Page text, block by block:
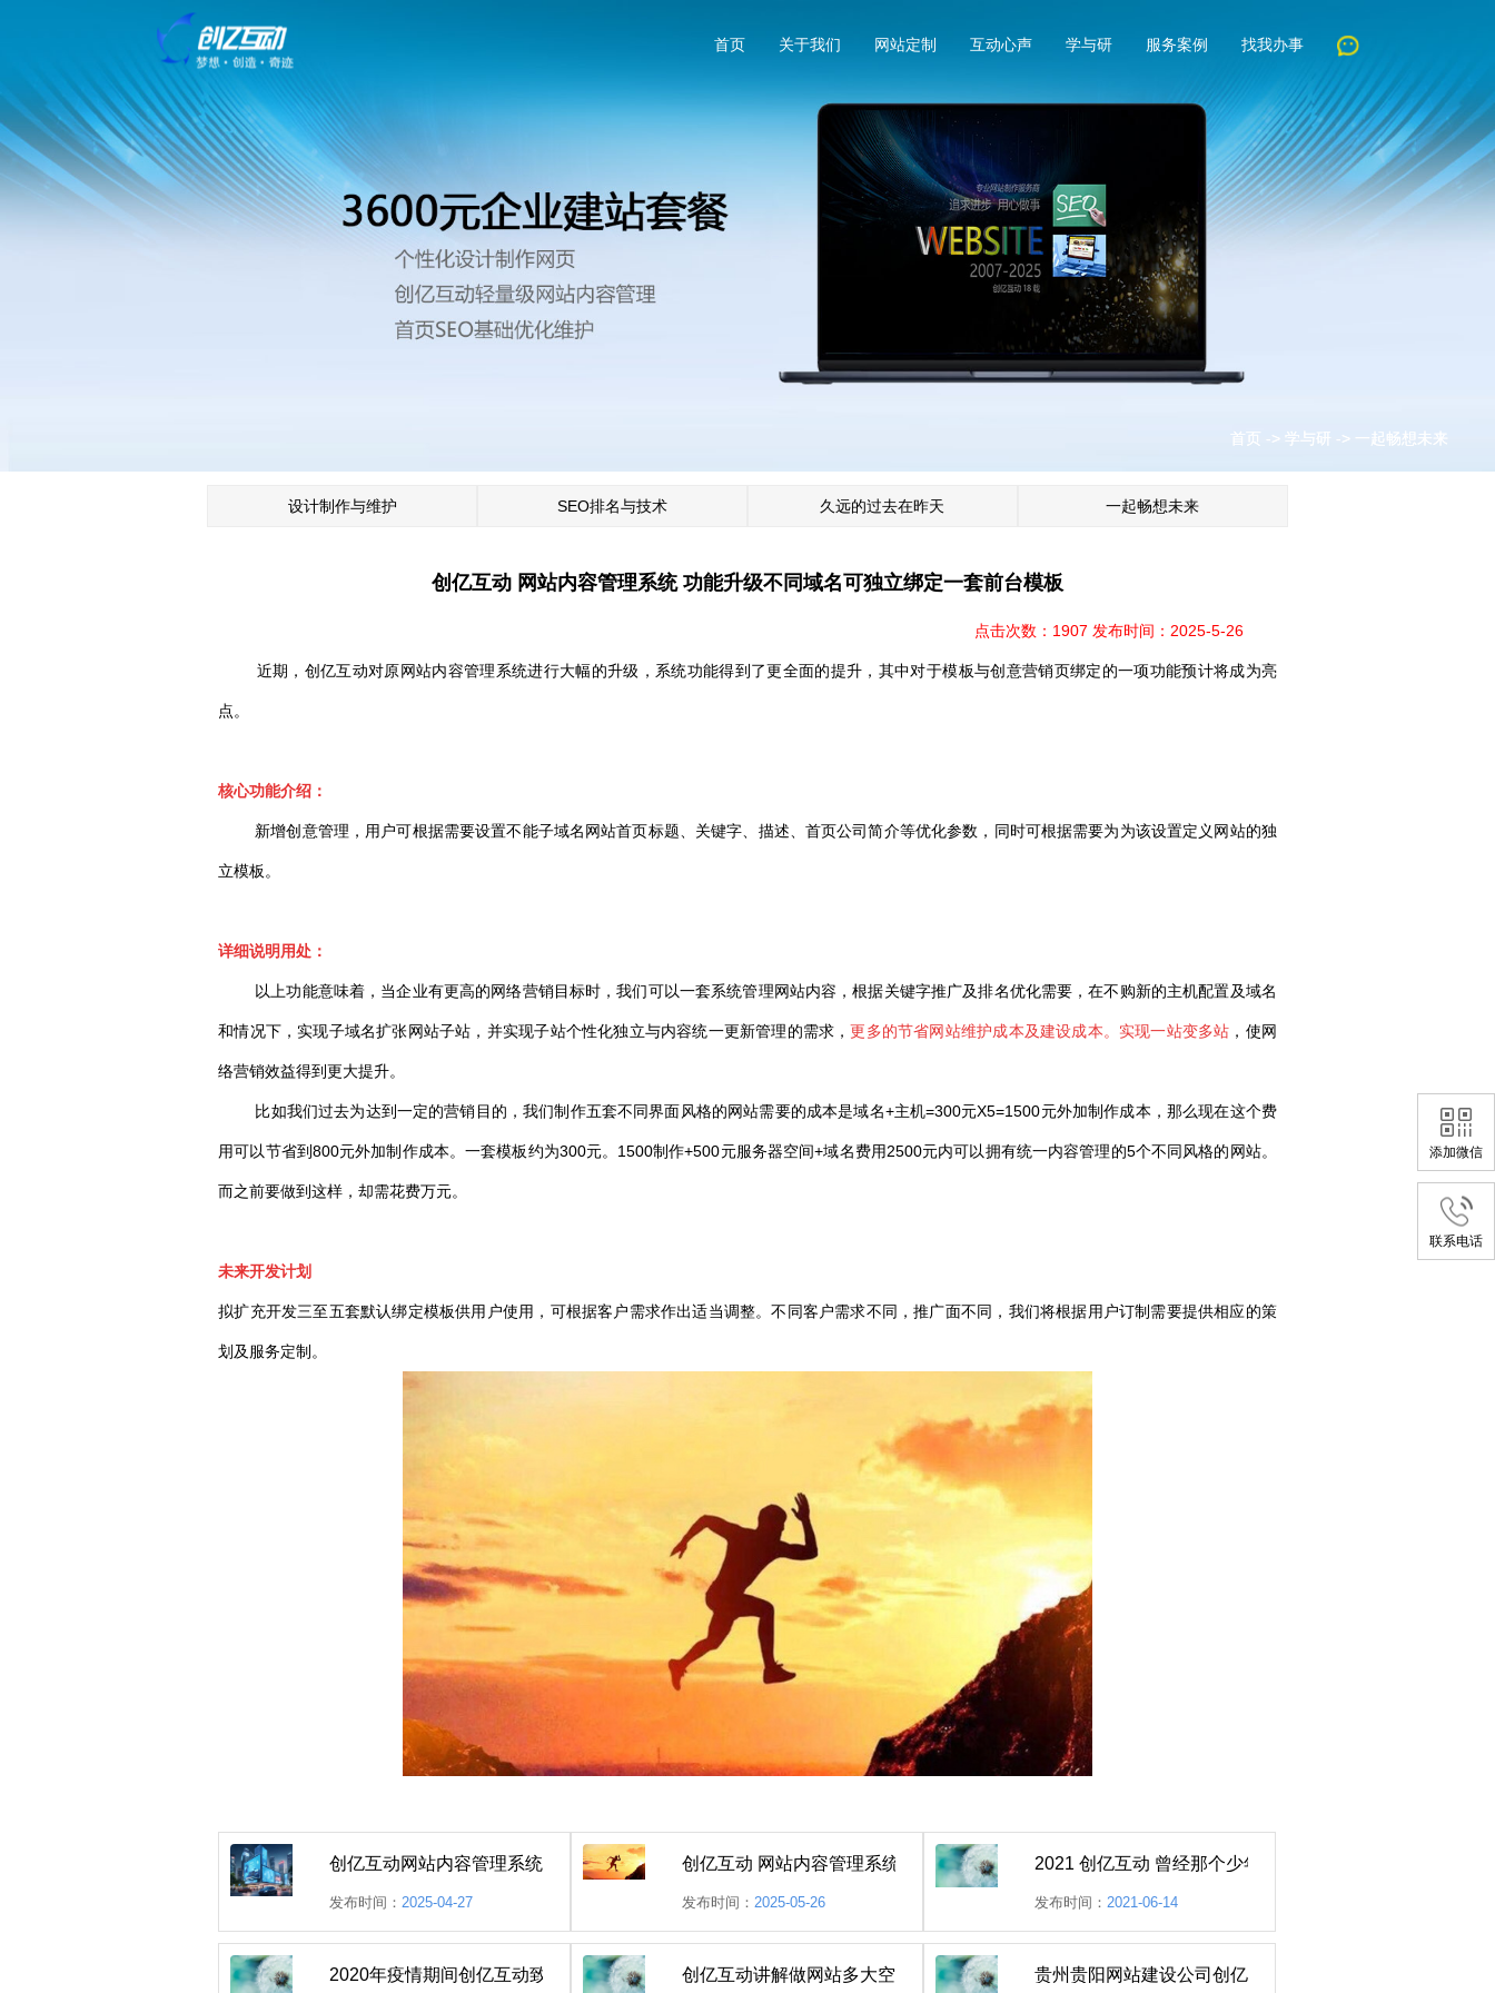
首页 关于我们 网站定制 互动心声 学与研 服务案例 找我办事
首页 -> 学与研 -> 一起畅想未来
首页 -> 学与研 -> 一起畅想未来
设计制作与维护 SEO排名与技术 久远的过去在昨天 一起畅想未来
创亿互动 网站内容管理系统 功能升级不同域名可独立绑定一套前台模板
点击次数：1907 发布时间：2025-5-26
近期，创亿互动对原网站内容管理系统进行大幅的升级，系统功能得到了更全面的提升，其中对于模板与创意营销页绑定的一项功能预计将成为亮
点。
核心功能介绍：
新增创意管理，用户可根据需要设置不能子域名网站首页标题、关键字、描述、首页公司简介等优化参数，同时可根据需要为为该设置定义网站的独
立模板。
详细说明用处：
以上功能意味着，当企业有更高的网络营销目标时，我们可以一套系统管理网站内容，根据关键字推广及排名优化需要，在不购新的主机配置及域名
和情况下，实现子域名扩张网站子站，并实现子站个性化独立与内容统一更新管理的需求，更多的节省网站维护成本及建设成本。实现一站变多站 ，使网
络营销效益得到更大提升。
比如我们过去为达到一定的营销目的，我们制作五套不同界面风格的网站需要的成本是域名+主机=300元X5=1500元外加制作成本，那么现在这个费
用可以节省到800元外加制作成本。一套模板约为300元。1500制作+500元服务器空间+域名费用2500元内可以拥有统一内容管理的5个不同风格的网站。
而之前要做到这样，却需花费万元。
未来开发计划
拟扩充开发三至五套默认绑定模板供用户使用，可根据客户需求作出适当调整。不同客户需求不同，推广面不同，我们将根据用户订制需要提供相应的策
划及服务定制。
创亿互动网站内容管理系统升级了
发布时间： 2025-04-27
创亿互动 网站内容管理系统 功能升级不同域名可独立绑定一套前台模板
发布时间： 2025-05-26
2021 创亿互动 曾经那个少年
发布时间： 2021-06-14
2020年疫情期间创亿互动致广大客户书 创亿互动讲解做网站多大空间更易合适呢？ 贵州贵阳网站建设公司创亿互动的质量到底怎么样
添加微信
联系电话